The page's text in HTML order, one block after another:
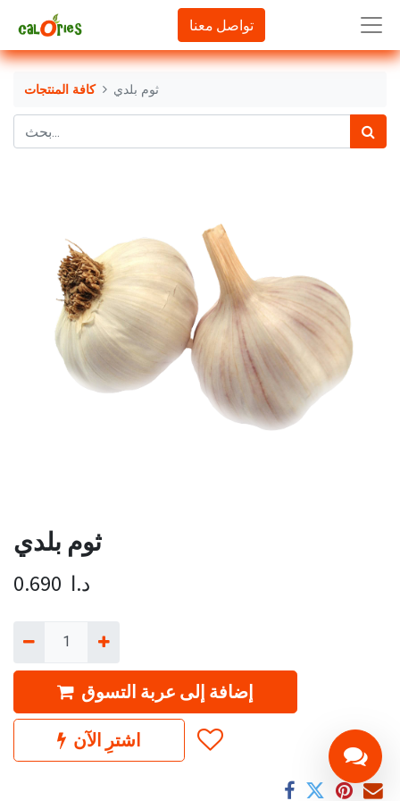
تواصل معنا
كافة المنتجات ثوم بلدي
ثوم بلدي
0.690 د.ا
إضافة إلى عربة التسوق
اشترِ الآن